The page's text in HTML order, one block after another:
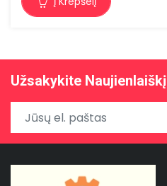
Užsakykite Naujienlaiškį